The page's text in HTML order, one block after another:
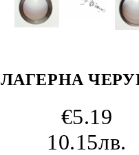
ЛАГЕРНА
€5.19
10.15лв.